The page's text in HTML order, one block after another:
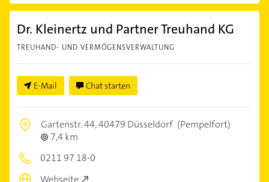
Dr. Kleinertz und Partner Treuhand KG
TREUHAND- UND VERMÖGENSVERWALTUNG
E-Mail Chat starten
Gartenstr. 44,40479 Düsseldorf (Pempelfort)
7,4 km
0211 97 18-0
Webseite